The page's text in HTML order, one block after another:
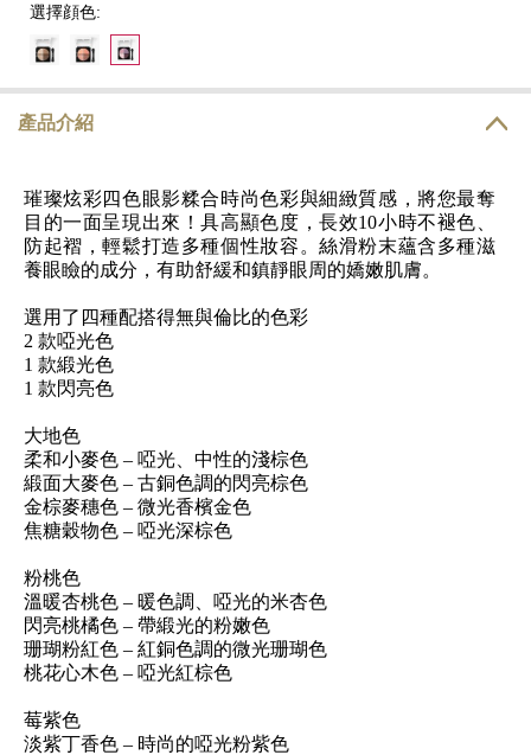
選擇顔色:
產品介紹
璀璨炫彩四色眼影糅合時尚色彩與細緻質感，將您最奪
目的一面呈現出來！具高顯色度，長效10小時不褪色、
防起褶，輕鬆打造多種個性妝容。絲滑粉末蘊含多種滋
養眼瞼的成分，有助舒緩和鎮靜眼周的嬌嫩肌膚。
選用了四種配搭得無與倫比的色彩
2 款啞光色
1 款緞光色
1 款閃亮色
大地色
柔和小麥色 – 啞光、中性的淺棕色
緞面大麥色 – 古銅色調的閃亮棕色
金棕麥穗色 – 微光香檳金色
焦糖穀物色 – 啞光深棕色
粉桃色
溫暖杏桃色 – 暖色調、啞光的米杏色
閃亮桃橘色 – 帶緞光的粉嫩色
珊瑚粉紅色 – 紅銅色調的微光珊瑚色
桃花心木色 – 啞光紅棕色
莓紫色
淡紫丁香色 – 時尚的啞光粉紫色